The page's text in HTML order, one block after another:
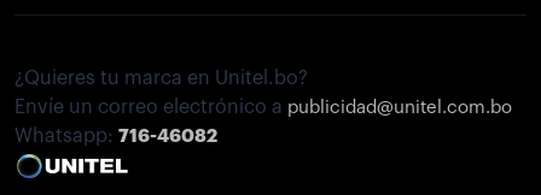
¿Quieres tu marca en Unitel.bo?
Envíe un correo electrónico a publicidad@unitel.com.bo
Whatsapp: 716-46082